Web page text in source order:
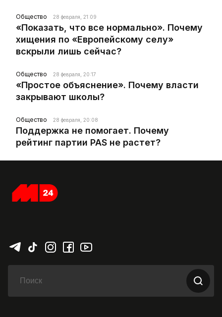
Общество 28 февраля, 21:09
«Показать, что все нормально». Почему
хищения по «Европейскому селу»
вскрыли лишь сейчас?
Общество 28 февраля, 20:17
«Простое объяснение». Почему власти
закрывают школы?
Общество 28 февраля, 20:08
Поддержка не помогает. Почему
рейтинг партии PAS не растет?